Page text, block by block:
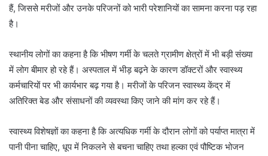
हैं, जिससे मरीजों और उनके परिजनों को भारी परेशानियों का सामना करना पड़ रहा
है।
स्थानीय लोगों का कहना है कि भीषण गर्मी के चलते ग्रामीण क्षेत्रों में भी बड़ी संख्या
में लोग बीमार हो रहे हैं। अस्पताल में भीड़ बढ़ने के कारण डॉक्टरों और स्वास्थ्य
कर्मचारियों पर भी कार्यभार बढ़ गया है। मरीजों के परिजन स्वास्थ्य केंद्र में
अतिरिक्त बेड और संसाधनों की व्यवस्था किए जाने की मांग कर रहे हैं।
स्वास्थ्य विशेषज्ञों का कहना है कि अत्यधिक गर्मी के दौरान लोगों को पर्याप्त मात्रा में
पानी पीना चाहिए, धूप में निकलने से बचना चाहिए तथा हल्का एवं पौष्टिक भोजन